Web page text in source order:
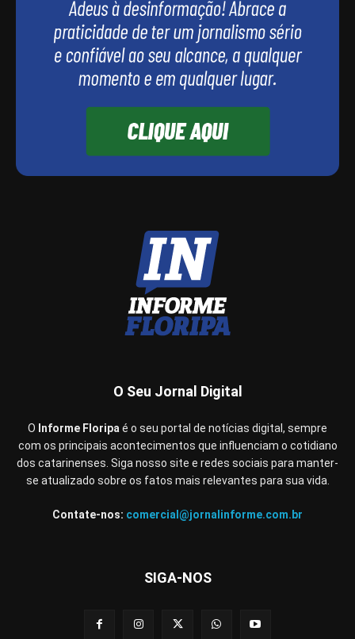
O Seu Jornal Digital
O Informe Floripa é o seu portal de notícias digital, sempre
com os principais acontecimentos que influenciam o cotidiano
dos catarinenses. Siga nosso site e redes sociais para manter-
se atualizado sobre os fatos mais relevantes para sua vida.
Contate-nos: comercial@jornalinforme.com.br
SIGA-NOS